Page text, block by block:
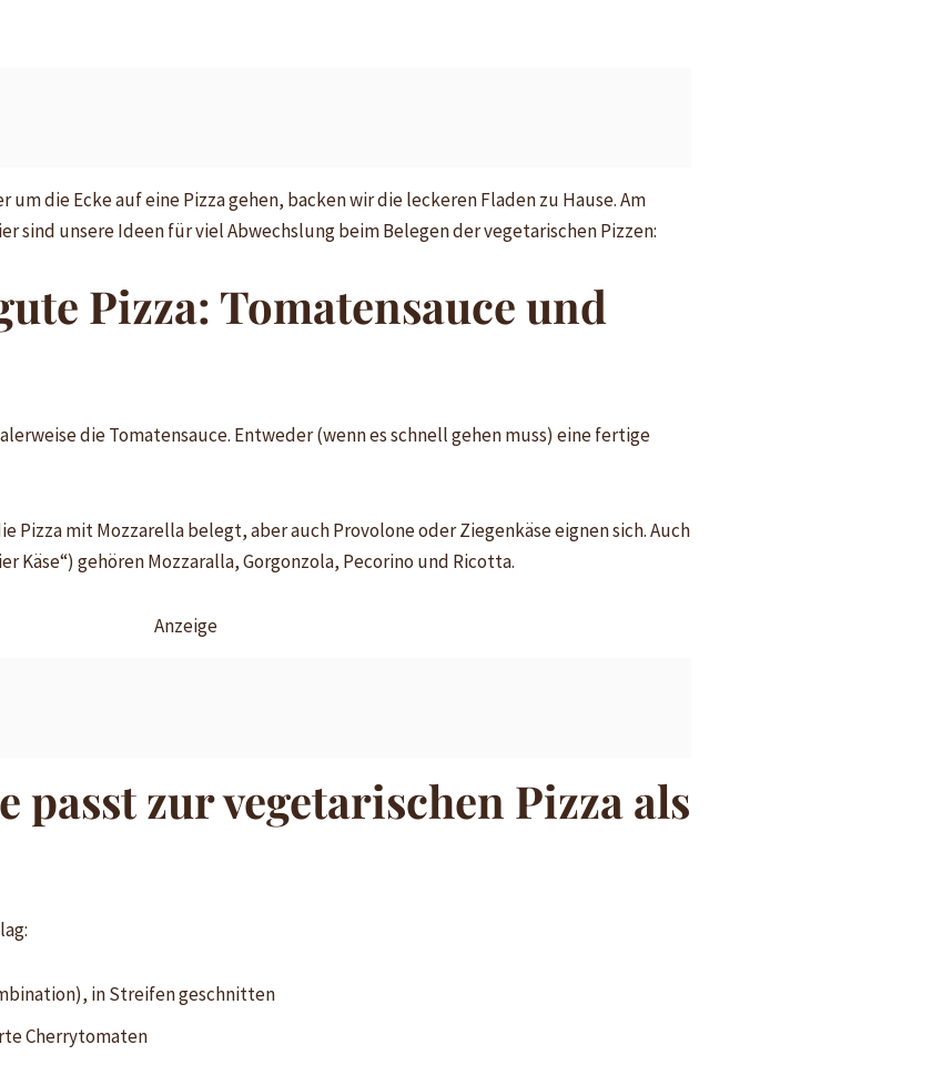
um die Ecke auf eine Pizza gehen, backen wir die leckeren Fladen zu Hause. Am
sind unsere Ideen für viel Abwechslung beim Belegen der vegetarischen Pizzen:
Pizza: Tomatensauce und
die Tomatensauce. Entweder (wenn es schnell gehen muss) eine fertige
Pizza mit Mozzarella belegt, aber auch Provolone oder Ziegenkäse eignen sich. Auch
Käse“) gehören Mozzaralla, Gorgonzola, Pecorino und Ricotta.
Anzeige
passt zur vegetarischen Pizza als
in Streifen geschnitten
Cherrytomaten